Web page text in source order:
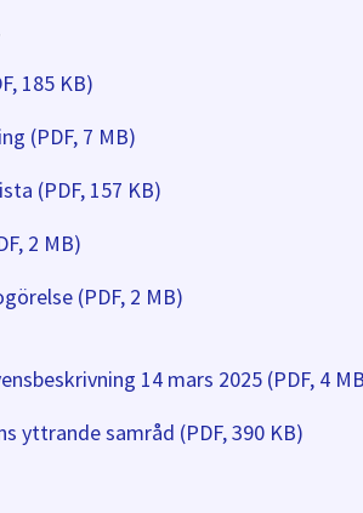
185 KB)
(PDF, 7 MB)
(PDF, 157 KB)
2 MB)
(PDF, 2 MB)
14 mars 2025 (PDF, 4
yttrande samråd (PDF, 390 KB)